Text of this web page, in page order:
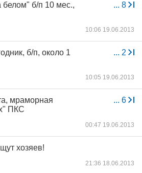
... 8
б/п 10 мес.,
10:06 19.06.2013
... 2
б/п, около 1
10:05 19.06.2013
... 6
мраморная
ПКС
00:47 19.06.2013
хозяев!
21:36 18.06.2013